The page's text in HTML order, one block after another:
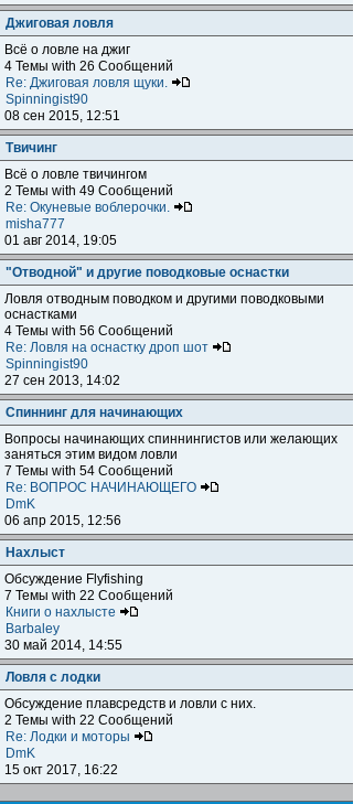
Джиговая ловля
Всё о ловле на джиг
4 Темы with 26 Сообщений
Re: Джиговая ловля щуки.
Spinningist90
08 сен 2015, 12:51
Твичинг
Всё о ловле твичингом
2 Темы with 49 Сообщений
Re: Окуневые воблерочки.
misha777
01 авг 2014, 19:05
"Отводной" и другие поводковые оснастки
Ловля отводным поводком и другими поводковыми
оснастками
4 Темы with 56 Сообщений
Re: Ловля на оснастку дроп шот
Spinningist90
27 сен 2013, 14:02
Спиннинг для начинающих
Вопросы начинающих спиннингистов или желающих
заняться этим видом ловли
7 Темы with 54 Сообщений
Re: ВОПРОС НАЧИНАЮЩЕГО
DmK
06 апр 2015, 12:56
Нахлыст
Обсуждение Flyfishing
7 Темы with 22 Сообщений
Книги о нахлысте
Barbaley
30 май 2014, 14:55
Ловля с лодки
Обсуждение плавсредств и ловли с них.
2 Темы with 22 Сообщений
Re: Лодки и моторы
DmK
15 окт 2017, 16:22